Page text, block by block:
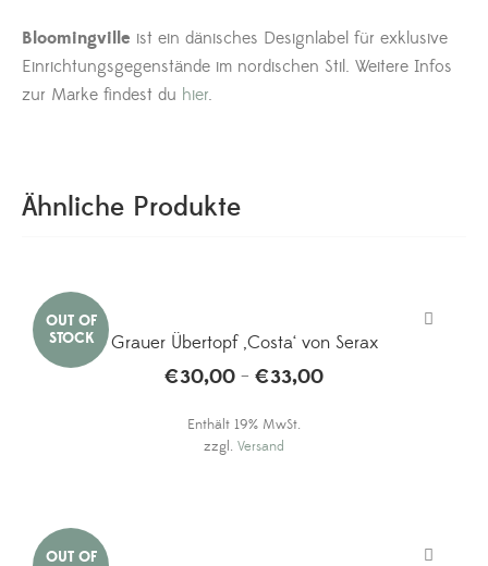
Bloomingville ist ein dänisches Designlabel für exklusive
Einrichtungsgegenstände im nordischen Stil. Weitere Infos
zur Marke findest du hier.
Ähnliche Produkte
Grauer Übertopf ‚Costa‘ von Serax
€30,00 – €33,00Preisspanne:
Enthält 19% MwSt.
zzgl. Versand